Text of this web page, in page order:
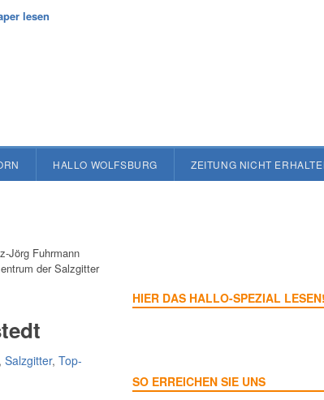
lesen
HALLO WOLFSBURG ZEITUNG NICHT
Jörg Fuhrmann
der Salzgitter
, Salzgitter, Top-
HIER DAS HALLO-SPEZIAL LESEN!
SO ERREICHEN SIE UNS